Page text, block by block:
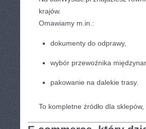
krajów.
Omawiamy m.in.:
dokumenty do odprawy,
wybór przewoźnika
pakowanie na dalekie trasy.
To kompletne źródło dla